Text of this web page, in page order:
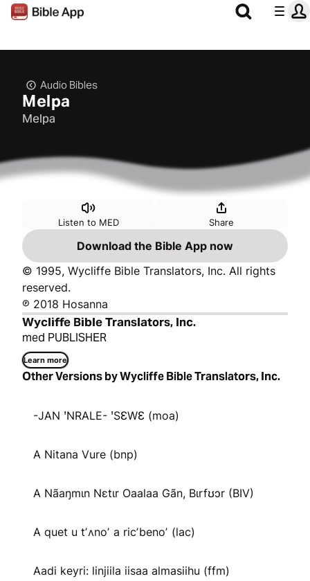
Audio Bibles
Melpa
Melpa
Listen to MED Share
Download the Bible App now
© 1995, Wycliffe Bible Translators, Inc. All rights
reserved.
℗ 2018 Hosanna
Wycliffe Bible Translators, Inc.
med PUBLISHER
Learn more
Other Versions by Wycliffe Bible Translators, Inc.
-JAN ꞌNRALE- ꞌSƐWƐ (moa)
A Nitana Vure (bnp)
A Nãaŋmɩn Nɛtɩr Oaalaa Gãn, Bɩrfʊɔr (BIV)
A quet u tʼʌnoʼ a ricʼbenoʼ (lac)
Aadi keyri: linjiila iisaa almasiihu (ffm)